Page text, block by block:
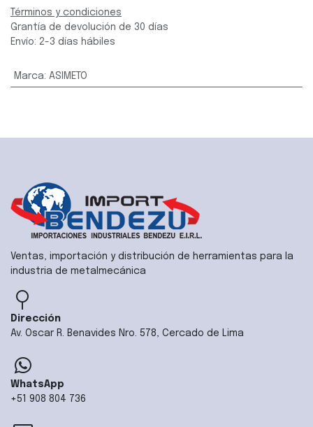
Términos y condiciones
Grantía de devolución de 30 días
Envío: 2-3 días hábiles
Marca: ASIMETO
Ventas, importación y distribución de herramientas para la
industria de metalmecánica
Dirección
Av. Oscar R. Benavides Nro. 578, Cercado de Lima
WhatsApp
+51 908 804 736